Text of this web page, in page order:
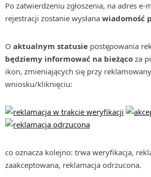
Po zatwierdzeniu zgłoszenia, na adres e-
rejestracji zostanie wysłana wiadomość
O aktualnym statusie postępowania
będziemy informować na bieżąco za
ikon, zmieniających się przy
wniosku/kliknięciu:
co oznacza kolejno: trwa weryfikacja,
zaakceptowana, reklamacja odrzucona.